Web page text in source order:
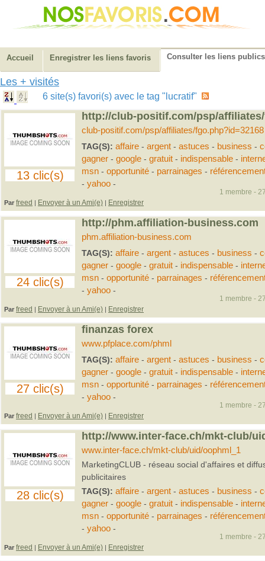
Accueil Enregistrer les liens favoris Consulter les liens publics
Les + visités
6 site(s) favori(s) avec le tag "lucratif"
13 clic(s)
http://club-positif.com/psp/
club-positif.com/psp/affiliates/fgo.php?id=32168
TAG(S): affaire- argent- astuces - business -
gagner- google- gratuit- indispensable-
msn - opportunité- parrainages -
- yahoo-
Par freed | Envoyer à un Ami(e) | Enregistrer
1 membre -
24 clic(s)
http://phm.affiliation-business.com
phm.affiliation-business.com
TAG(S): affaire- argent- astuces - business -
gagner- google- gratuit- indispensable-
msn - opportunité- parrainages -
- yahoo-
Par freed | Envoyer à un Ami(e) | Enregistrer
1 membre -
27 clic(s)
finanzas forex
www.pfplace.com/phml
TAG(S): affaire- argent- astuces - business -
gagner- google- gratuit- indispensable-
msn - opportunité- parrainages -
- yahoo-
Par freed | Envoyer à un Ami(e) | Enregistrer
1 membre -
28 clic(s)
http://www.inter-face.ch/mkt-club/
www.inter-face.ch/mkt-club/uid/oophml_1
MarketingCLUB - réseau social d'affaires et
publicitaires
TAG(S): affaire- argent- astuces - business -
gagner- google- gratuit- indispensable-
msn - opportunité- parrainages -
- yahoo-
Par freed | Envoyer à un Ami(e) | Enregistrer
1 membre -